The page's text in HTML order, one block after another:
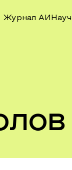
Журнал АИ